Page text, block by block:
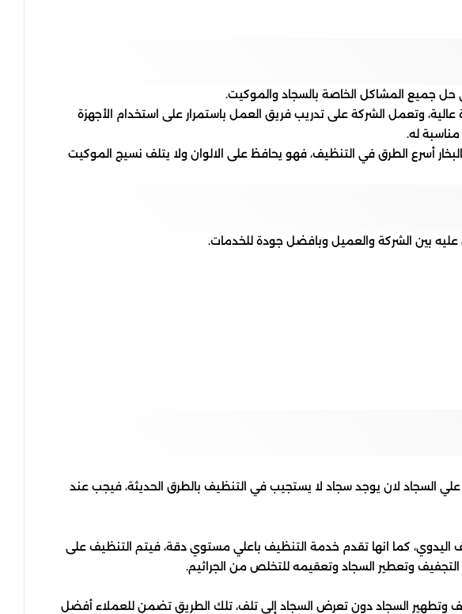
جميع المشاكل الخاصة بالسجاد والموكيت.
وتعمل الشركة على تدريب فريق العمل باستمرار على استخدام الأجهزة
له.
أسرع الطرق في التنظيف، فهو يحافظ على الالوان ولا يتلف نسيج الموكيت
بين الشركة والعميل وبافضل جودة للخدمات.
السجاد لان يوجد سجاد لا يستجيب في التنظيف بالطرق الحديثة، فيجب عند
كما انها تقدم خدمة التنظيف باعلي مستوي دقة، فيتم التنظيف على
وتعطير السجاد وتعقيمه للتخلص من الجراثيم.
وتطهير السجاد دون تعرض السجاد إلى تلف، تلك الطريق تضمن للعملاء أفضل